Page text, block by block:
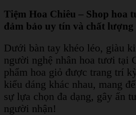
Tiệm Hoa Chiêu – Shop hoa
đảm bảo uy tín và chất lượng
Dưới bàn tay khéo léo, giàu
người nghệ nhân hoa tươi tại
phẩm hoa giỏ được trang trí
kiểu dáng khác nhau, mang
sự lựa chọn đa dạng, gây ấn
người nhận!